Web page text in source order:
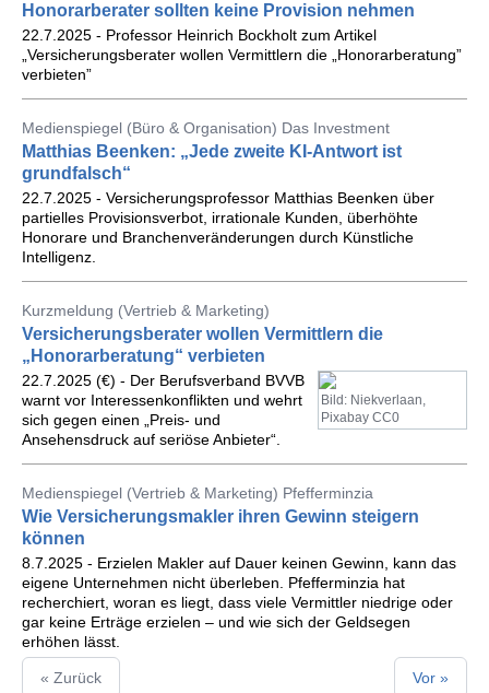
Honorarberater sollten keine Provision nehmen
22.7.2025 - Professor Heinrich Bockholt zum Artikel
„Versicherungsberater wollen Vermittlern die „Honorarberatung”
verbieten”
Medienspiegel (Büro & Organisation) Das Investment
Matthias Beenken: „Jede zweite KI-Antwort ist
grundfalsch“
22.7.2025 - Versicherungsprofessor Matthias Beenken über
partielles Provisionsverbot, irrationale Kunden, überhöhte
Honorare und Branchenveränderungen durch Künstliche
Intelligenz.
Kurzmeldung (Vertrieb & Marketing)
Versicherungsberater wollen Vermittlern die
„Honorarberatung“ verbieten
Bild: Niekverlaan,
Pixabay CC0
22.7.2025 (€) - Der Berufsverband BVVB
warnt vor Interessenkonflikten und wehrt
sich gegen einen „Preis- und
Ansehensdruck auf seriöse Anbieter“.
Medienspiegel (Vertrieb & Marketing) Pfefferminzia
Wie Versicherungsmakler ihren Gewinn steigern
können
8.7.2025 - Erzielen Makler auf Dauer keinen Gewinn, kann das
eigene Unternehmen nicht überleben. Pfefferminzia hat
recherchiert, woran es liegt, dass viele Vermittler niedrige oder
gar keine Erträge erzielen – und wie sich der Geldsegen
erhöhen lässt.
« Zurück Vor »